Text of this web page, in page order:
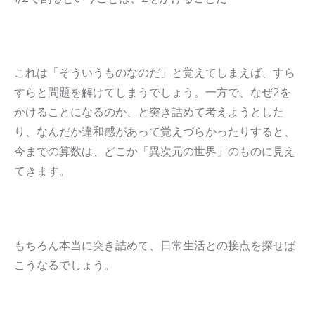
これは「そういうものなのだ」と覚えてしまえば、すら
すらと問題を解けてしまうでしょう。一方で、なぜ2を
かけることになるのか、と突き詰めて考えようとした
り、なんだか違和感があって覚えづらかったりすると、
今までの算数は、どこか「異次元の世界」のものに見え
てきます。
もちろん本当に突き詰めて、日常生活との接点を探せば
こうなるでしょう。